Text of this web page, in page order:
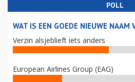
POLL
WAT IS EEN GOEDE NIEUWE NAAM
Verzin alsjeblieft iets anders
European Airlines Group (EAG)